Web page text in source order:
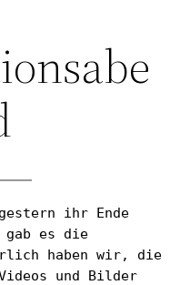
ihr Ende
gab es die
haben wir, die
und Bilder